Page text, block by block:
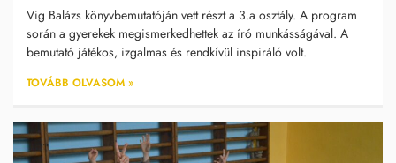
Vig Balázs könyvbemutatóján vett részt a 3.a osztály. A program
során a gyerekek megismerkedhettek az író munkásságával. A
bemutató játékos, izgalmas és rendkívül inspiráló volt.
TOVÁBB OLVASOM »